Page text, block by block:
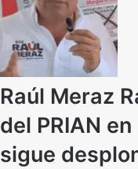
Raúl Meraz
del PRIAN
sigue